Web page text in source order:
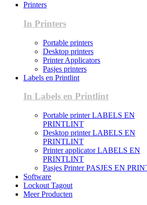
Printers
In Printers
Portable printers
Desktop printers
Printer Applicators
Pasjes printers
Labels en Printlint
In Labels en Printlint
Portable printer LABELS EN
PRINTLINT
Desktop printer LABELS EN
PRINTLINT
Printer applicator LABELS EN
PRINTLINT
Pasjes Printer PASJES EN
Software
Lockout Tagout
Meer Producten